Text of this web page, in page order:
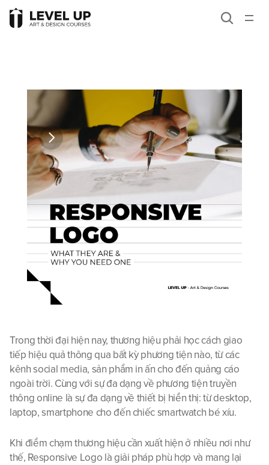
Góc nhìn
Kiến thức tư duy
Bài học viên
Khóa học
Blog
Liên hệ
Responsive logo
Branding
Trong thời đại hiện nay, thương hiệu phải học cách giao
tiếp hiệu quả thông qua bất kỳ phương tiện nào, từ các
kênh social media, sản phẩm in ấn cho đến quảng cáo
ngoài trời. Cùng với sự đa dạng về phương tiện truyền
thông online là sự đa dạng về thiết bị hiển thị: từ desktop,
laptop, smartphone cho đến chiếc smartwatch bé xíu.
Khi điểm chạm thương hiệu cần xuất hiện ở nhiều nơi như
thế, Responsive Logo là giải pháp phù hợp và mang lại